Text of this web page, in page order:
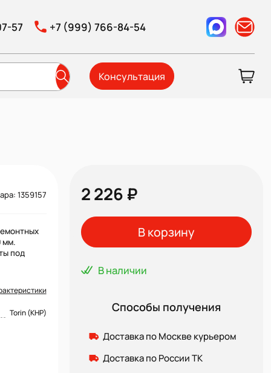
57 +7 (999) 766-84-54
Консультация
1359157
мм.
под
Torin (КНР)
2 226 ₽
В корзину
В наличии
Способы получения
Доставка по Москве курьером
Доставка по России ТК